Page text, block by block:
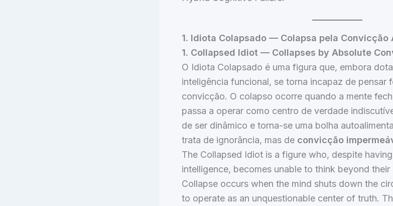
1. Idiota Colapsado — Colapsa pela Convicção
1. Collapsed Idiot — Collapses by Absolute
O Idiota Colapsado é uma figura que, embora
inteligência funcional, se torna incapaz de pensar
convicção. O colapso ocorre quando a mente
passa a operar como centro de verdade
de ser dinâmico e torna-se uma bolha
trata de ignorância, mas de convicção
The Collapsed Idiot is a figure who, despite
intelligence, becomes unable to think beyond
Collapse occurs when the mind shuts down the
to operate as an unquestionable center of truth.